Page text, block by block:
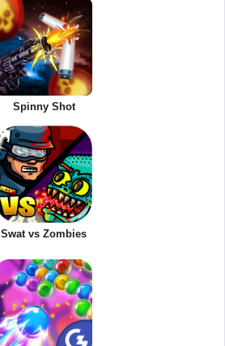
Spinny Shot
Swat vs Zombies